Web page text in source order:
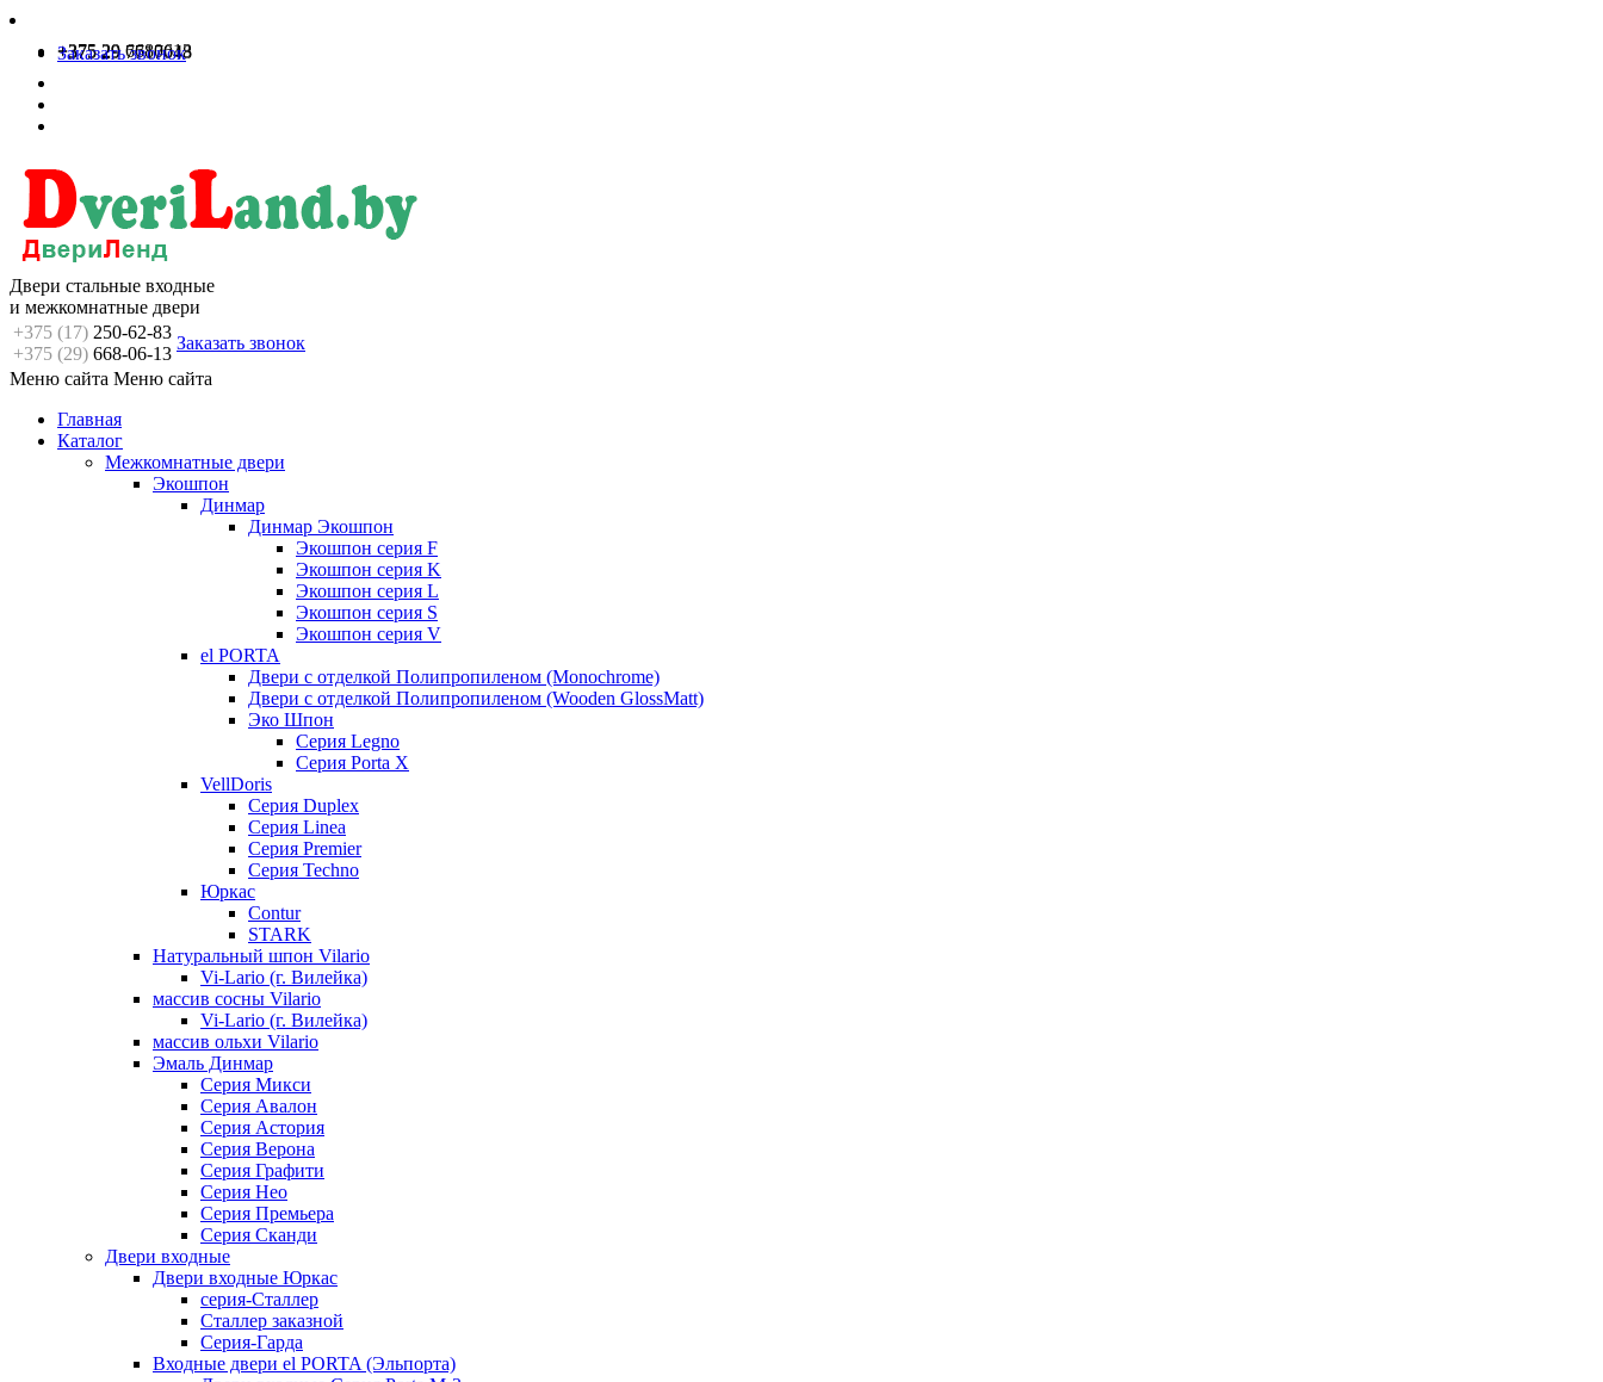
+375 29 6680613
+375 29 7717048
Заказать звонок
Двери стальные входные
и межкомнатные двери
+375 (17) 250-62-83
+375 (29) 668-06-13
Заказать звонок
Меню сайта Меню сайта
Главная
Каталог
Межкомнатные двери
Экошпон
Динмар
Динмар Экошпон
Экошпон серия F
Экошпон серия K
Экошпон серия L
Экошпон серия S
Экошпон серия V
el PORTA
Двери с отделкой Полипропиленом (Monochrome)
Двери с отделкой Полипропиленом (Wooden GlossMatt)
Эко Шпон
Серия Legno
Серия Porta X
VellDoris
Серия Duplex
Серия Linea
Серия Premier
Серия Techno
Юркас
Contur
STARK
Натуральный шпон Vilario
Vi-Lario (г. Вилейка)
массив сосны Vilario
Vi-Lario (г. Вилейка)
массив ольхи Vilario
Эмаль Динмар
Серия Микси
Серия Авалон
Серия Астория
Серия Верона
Серия Графити
Серия Нео
Серия Премьера
Серия Сканди
Двери входные
Двери входные Юркас
серия-Сталлер
Сталлер заказной
Серия-Гарда
Входные двери el PORTA (Эльпорта)